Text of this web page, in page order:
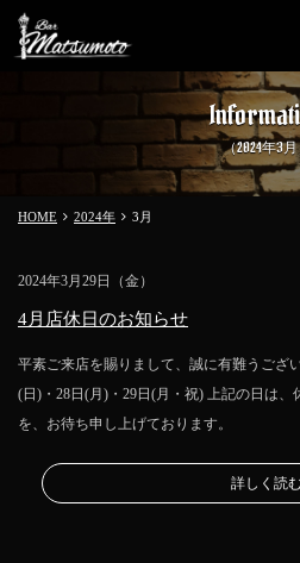
（2024年3
HOME 2024年 3 月
2024年3月29日（金）
4月店休日のお知らせ
平素ご来店を賜りまして、誠に有難うござ
(日)・28日(月)・29日(月・祝) 上記の日は
を、お待ち申し上げております。
詳しく読